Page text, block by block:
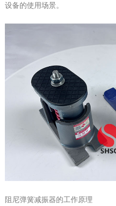
设备的使用场景。
阻尼弹簧减振器的工作原理